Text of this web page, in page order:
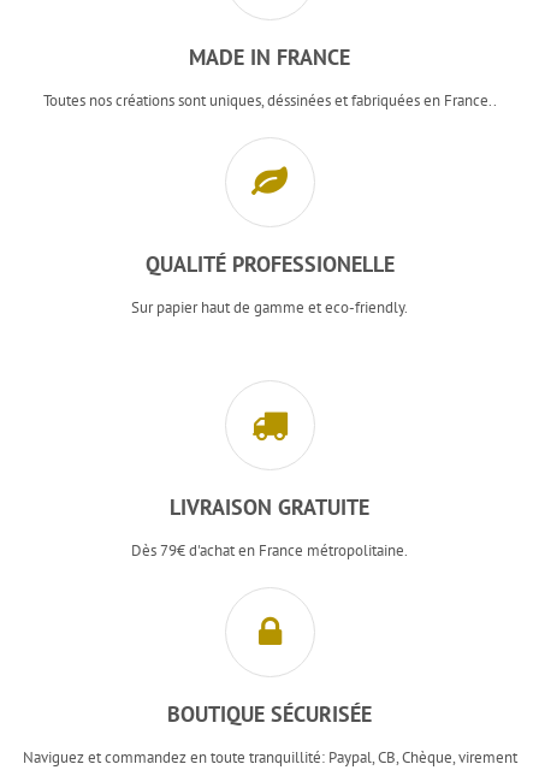
MADE IN FRANCE
Toutes nos créations sont uniques, déssinées et fabriquées en France..
QUALITÉ PROFESSIONELLE
Sur papier haut de gamme et eco-friendly.
LIVRAISON GRATUITE
Dès 79€ d'achat en France métropolitaine.
BOUTIQUE SÉCURISÉE
Naviguez et commandez en toute tranquillité: Paypal, CB, Chèque, virement